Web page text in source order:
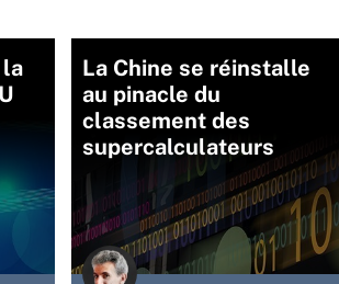
La Chine se réinstalle
au pinacle du
classement des
supercalculateurs